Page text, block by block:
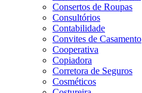
Consertos de Roupas
Consultórios
Contabilidade
Convites de Casamento
Cooperativa
Copiadora
Corretora de Seguros
Cosméticos